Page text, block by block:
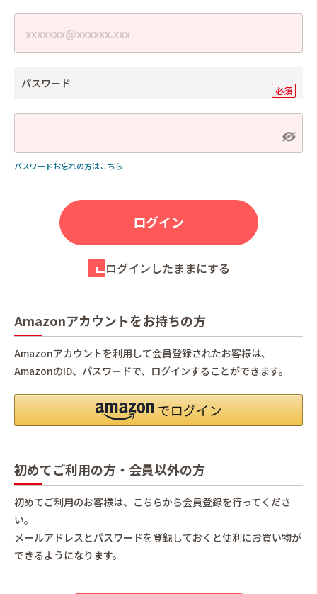
パスワード
パスワードお忘れの方はこちら
ログインしたままにする
Amazonアカウントをお持ちの方
Amazonアカウントを利用して会員登録されたお客様は、
AmazonのID、パスワードで、ログインすることができます。
初めてご利用の方・会員以外の方
初めてご利用のお客様は、こちらから会員登録を行ってくださ
い。
メールアドレスとパスワードを登録しておくと便利にお買い物が
できるようになります。